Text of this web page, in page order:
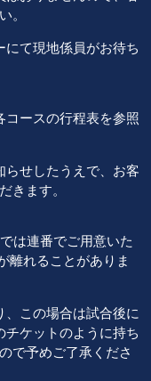
。
て現地係員がお待ち
ースの行程表を参照
らせしたうえで、お客
きます。
は連番でご用意いた
離れることがありま
この場合は試合後に
ケットのように持ち
で予めご了承くださ